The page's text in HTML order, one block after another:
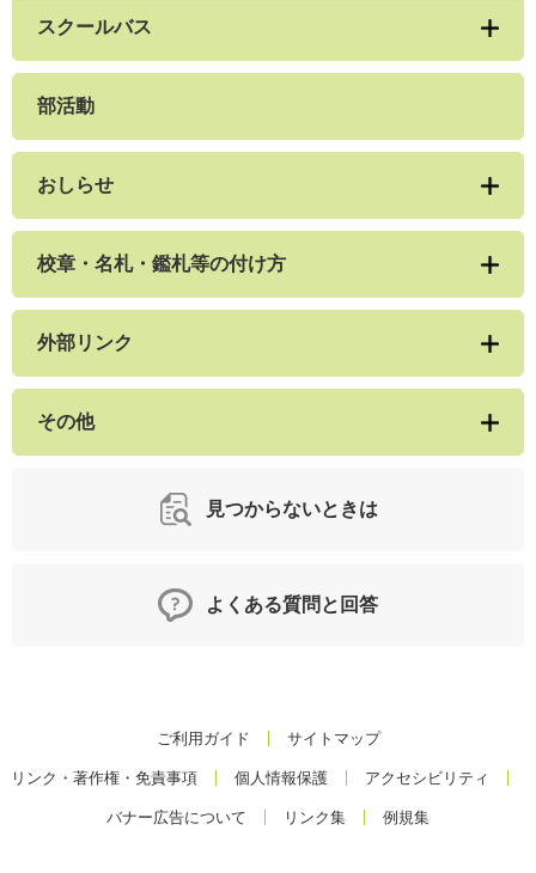
スクールバス
部活動
おしらせ
校章・名札・鑑札等の付け方
外部リンク
その他
見つからないときは
よくある質問と回答
ご利用ガイド サイトマップ
リンク・著作権・免責事項 個人情報保護 アクセシビリティ
バナー広告について リンク集 例規集